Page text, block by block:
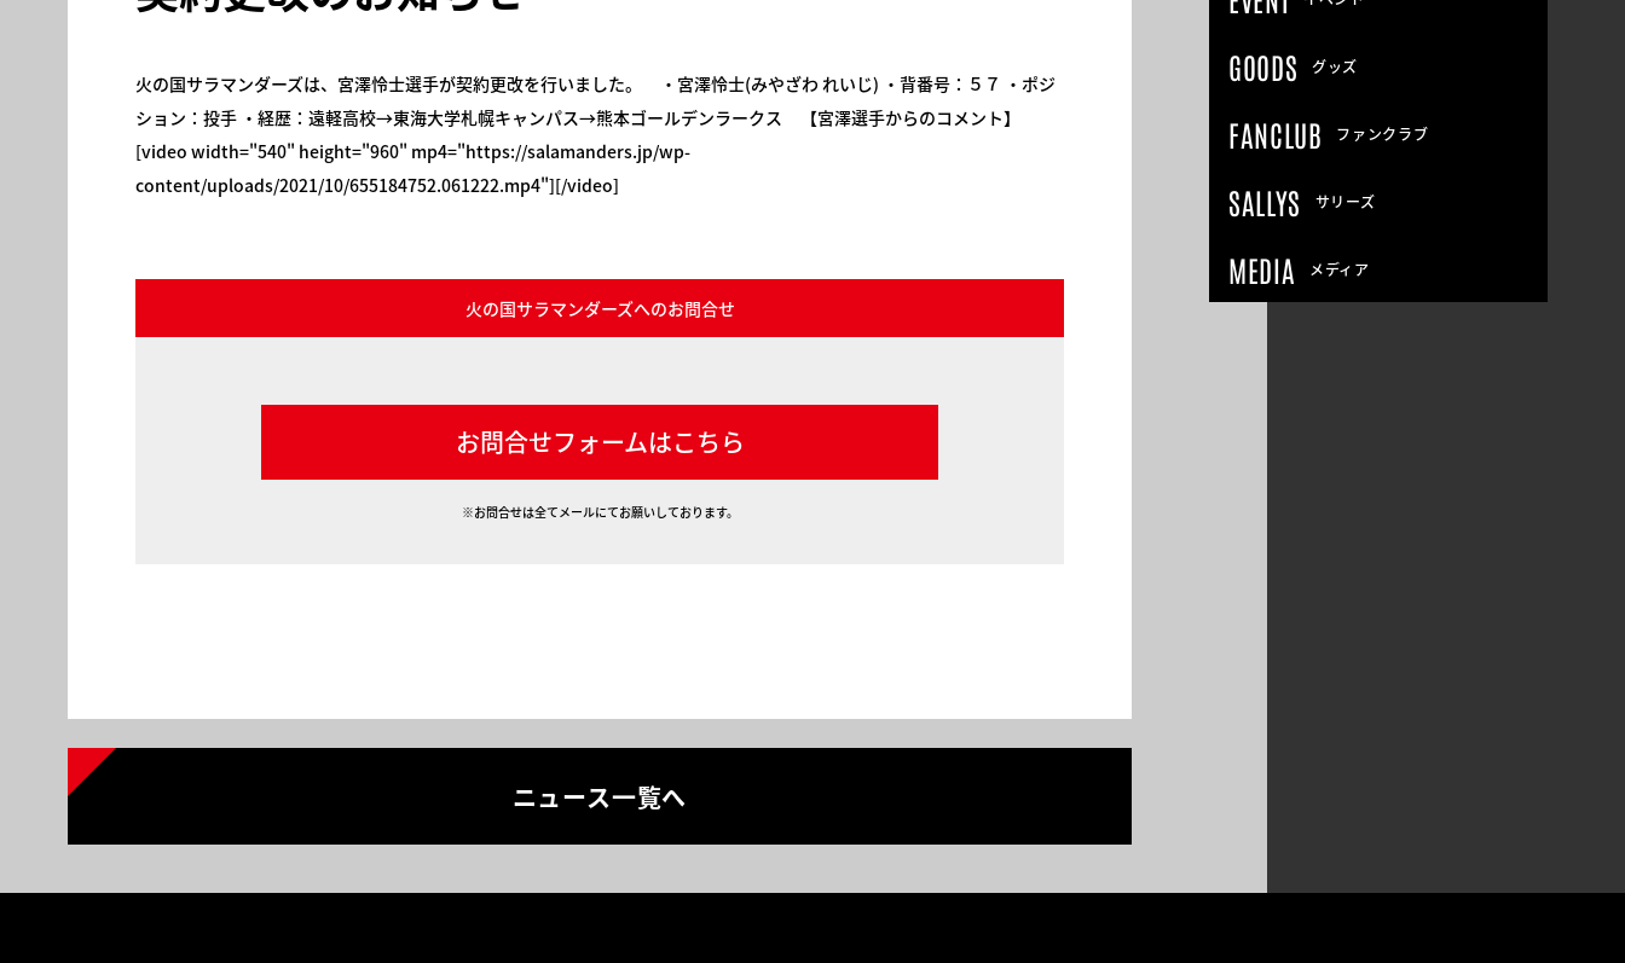
火の国サラマンダーズは、宮澤怜士選手が契約更改を行いました。 ・宮澤怜士(みやざわ れいじ) ・背番号：５７ ・ポジ
ション：投手 ・経歴：遠軽高校→東海大学札幌キャンパス→熊本ゴールデンラークス 【宮澤選手からのコメント】
[video width="540" height="960" mp4="https://salamanders.jp/wp-
content/uploads/2021/10/655184752.061222.mp4"][/video]
火の国サラマンダーズへのお問合せ
お問合せフォームはこちら
※お問合せは全てメールにてお願いしております。
ニュース一覧へ
GOODS グッズ
FANCLUB ファンクラブ
SALLYS サリーズ
MEDIA メディア